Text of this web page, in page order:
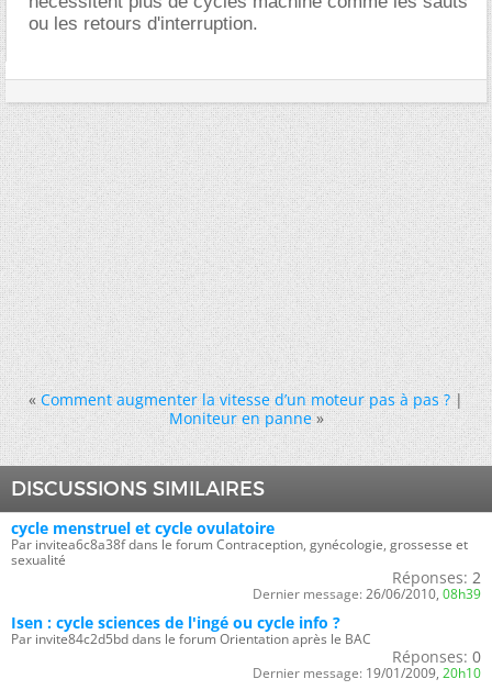
ou les retours d'interruption.
« Comment augmenter la vitesse d’un moteur pas à pas ?|
Moniteur en panne »
DISCUSSIONS SIMILAIRES
cycle menstruel et cycle ovulatoire
Par invitea6c8a38f dans le forum Contraception, gynécologie, grossesse et
sexualité
Réponses: 2
Dernier message: 26/06/2010, 08h39
Isen : cycle sciences de l'ingé ou cycle info ?
Par invite84c2d5bd dans le forum Orientation après le BAC
Réponses: 0
Dernier message: 19/01/2009, 20h10